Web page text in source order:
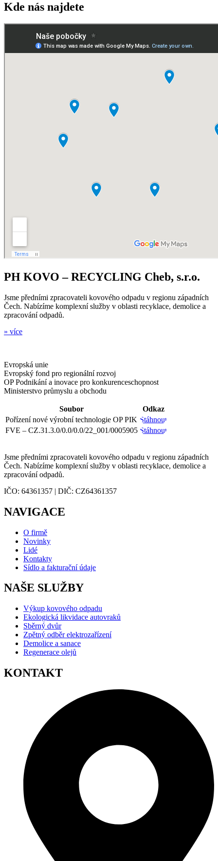
Kde nás najdete
PH KOVO – RECYCLING Cheb, s.r.o.
Jsme předními zpracovateli kovového odpadu v regionu západních
Čech. Nabízíme komplexní služby v oblasti recyklace, demolice a
zpracování odpadů.
» více
Evropská unie
Evropský fond pro regionální rozvoj
OP Podnikání a inovace pro konkurenceschopnost
Ministerstvo průmyslu a obchodu
Soubor
Odkaz
Pořízení nové výrobní technologie OP PIK Stáhnout
FVE – CZ.31.3.0/0.0/0.0/22_001/0005905 Stáhnout
Jsme předními zpracovateli kovového odpadu v regionu západních
Čech. Nabízíme komplexní služby v oblasti recyklace, demolice a
zpracování odpadů.
IČO: 64361357 | DIČ: CZ64361357
NAVIGACE
O firmě
Novinky
Lidé
Kontakty
Sídlo a fakturační údaje
NAŠE SLUŽBY
Výkup kovového odpadu
Ekologická likvidace autovraků
Sběrný dvůr
Zpětný odběr elektrozařízení
Demolice a sanace
Regenerace olejů
KONTAKT